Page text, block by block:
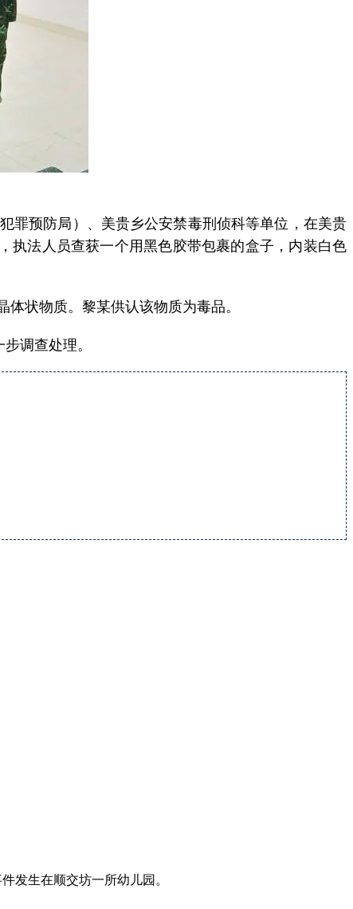
罪预防局）、美贵乡公安禁毒刑侦科等单位，在美贵
执法人员查获一个用黑色胶带包裹的盒子，内装白色
状物质。黎某供认该物质为毒品。
调查处理。
发生在顺交坊一所幼儿园。